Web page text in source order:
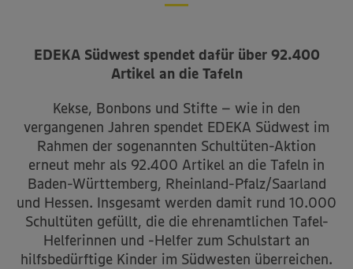
EDEKA Südwest spendet dafür über 92.400
Artikel an die Tafeln
Kekse, Bonbons und Stifte – wie in den
vergangenen Jahren spendet EDEKA Südwest im
Rahmen der sogenannten Schultüten-Aktion
erneut mehr als 92.400 Artikel an die Tafeln in
Baden-Württemberg, Rheinland-Pfalz/Saarland
und Hessen. Insgesamt werden damit rund 10.000
Schultüten gefüllt, die die ehrenamtlichen Tafel-
Helferinnen und -Helfer zum Schulstart an
hilfsbedürftige Kinder im Südwesten überreichen.